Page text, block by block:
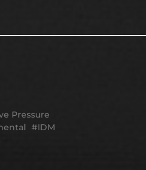
Pressure
IDM